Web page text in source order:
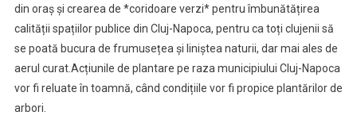
din oraș și crearea de *coridoare verzi* pentru îmbunătățirea
calității spațiilor publice din Cluj-Napoca, pentru ca toți clujenii să
se poată bucura de frumusețea și liniștea naturii, dar mai ales de
aerul curat.Acțiunile de plantare pe raza municipiului Cluj-Napoca
vor fi reluate în toamnă, când condițiile vor fi propice plantărilor de
arbori.